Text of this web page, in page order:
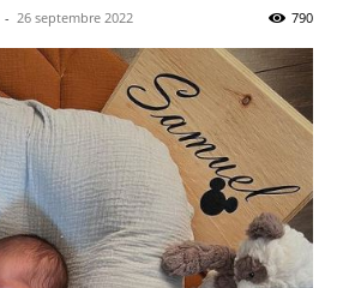
- 26 septembre 2022 790